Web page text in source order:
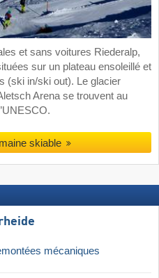
et sans voitures Riederalp,
sur un plateau ensoleillé et
(ski in/ski out). Le glacier
Arena se trouvent au
skiable
mécaniques